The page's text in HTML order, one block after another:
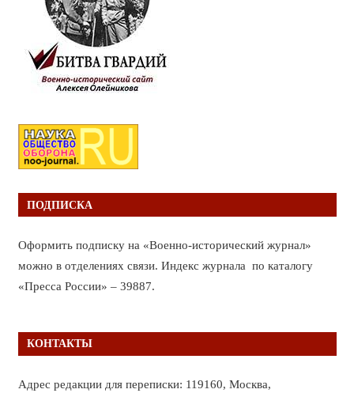
ПОДПИСКА
Оформить подписку на «Военно-исторический журнал»
можно в отделениях связи. Индекс журнала по каталогу
«Пресса России» – 39887.
КОНТАКТЫ
Адрес редакции для переписки: 119160, Москва,